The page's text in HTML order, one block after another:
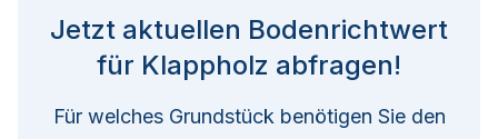
Jetzt aktuellen Bodenrichtwert
für Klappholz abfragen!
Für welches Grundstück benötigen Sie den